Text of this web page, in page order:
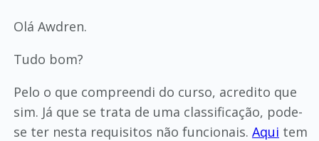
Olá Awdren.
Tudo bom?
Pelo o que compreendi do curso, acredito que
sim. Já que se trata de uma classificação, pode-
se ter nesta requisitos não funcionais. Aqui tem